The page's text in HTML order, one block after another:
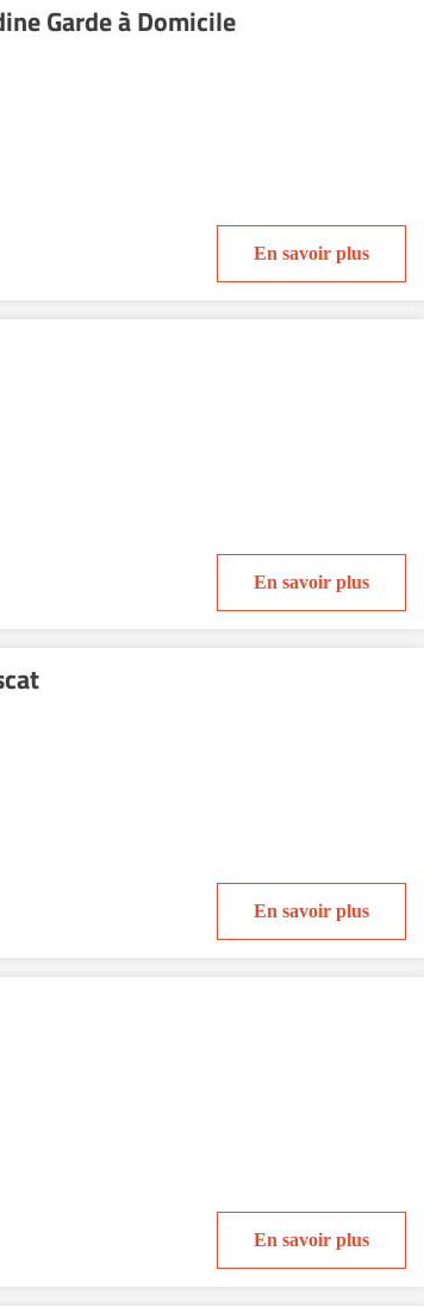
Garde à Domicile
En savoir plus
En savoir plus
En savoir plus
En savoir plus